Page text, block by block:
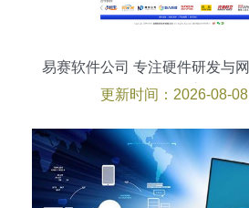
易赛软件公司 专注硬件研发与
之路
更新时间：2026-08-